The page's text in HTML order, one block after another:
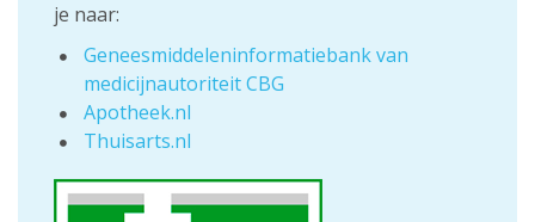
je naar:
Geneesmiddeleninformatiebank van
medicijnautoriteit CBG
Apotheek.nl
Thuisarts.nl